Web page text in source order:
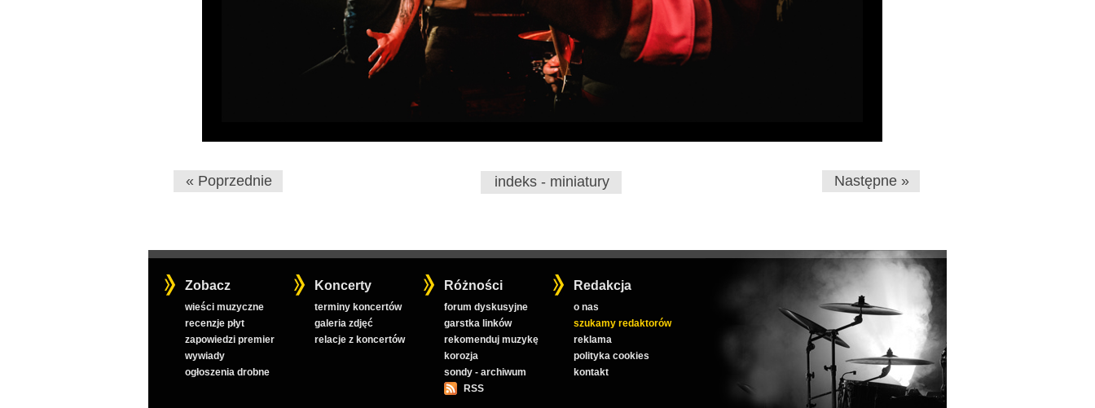
« Poprzednie indeks - miniatury Następne »
Zobacz
wieści muzyczne
recenzje płyt
zapowiedzi premier
wywiady
ogłoszenia drobne
Koncerty
terminy koncertów
galeria zdjęć
relacje z koncertów
Różności
forum dyskusyjne
garstka linków
rekomenduj muzykę
korozja
sondy - archiwum
RSS
Redakcja
o nas
szukamy redaktorów
reklama
polityka cookies
kontakt